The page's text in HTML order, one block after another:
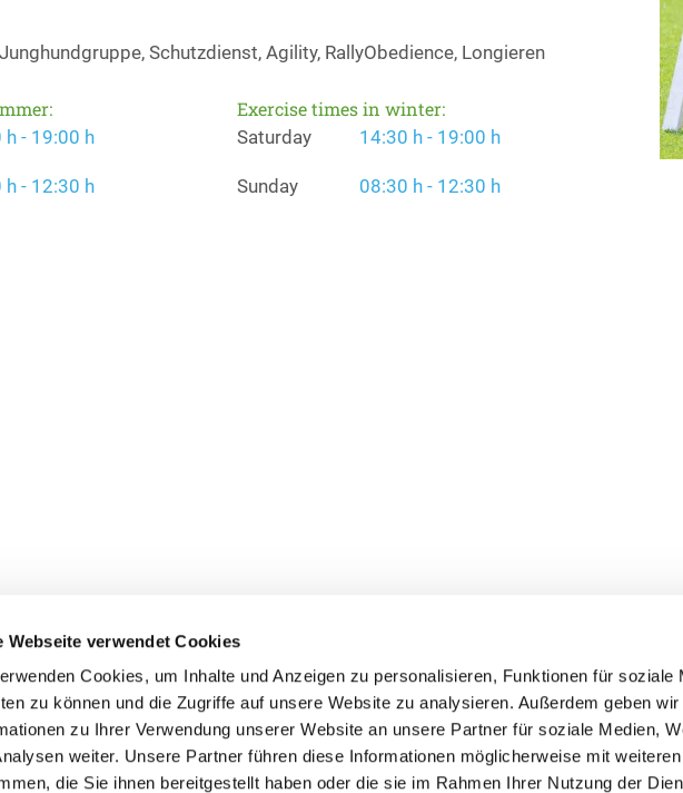
Webseite verwendet Cookies
Cookies, um Inhalte und Anzeigen zu personalisieren, Funktionen für soziale
zu können und die Zugriffe auf unsere Website zu analysieren. Außerdem geben wir
zu Ihrer Verwendung unserer Website an unsere Partner für soziale Medien,
weiter. Unsere Partner führen diese Informationen möglicherweise mit
die Sie ihnen bereitgestellt haben oder die sie im Rahmen Ihrer Nutzung der
Schutzdienst, Agility, RallyObedience, Longieren
h - 19:00 h
h - 12:30 h
Exercise times in winter:
Saturday 14:30 h - 19:00 h
Sunday 08:30 h - 12:30 h
The Club
Structur
SV magazine
Events
Association's main events
Supra-regional events VDH/FCI
Service
Become a member
Paymentsystem